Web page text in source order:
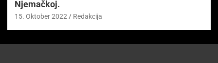
Njemačkoj.
15. Oktober 2022 Redakcija